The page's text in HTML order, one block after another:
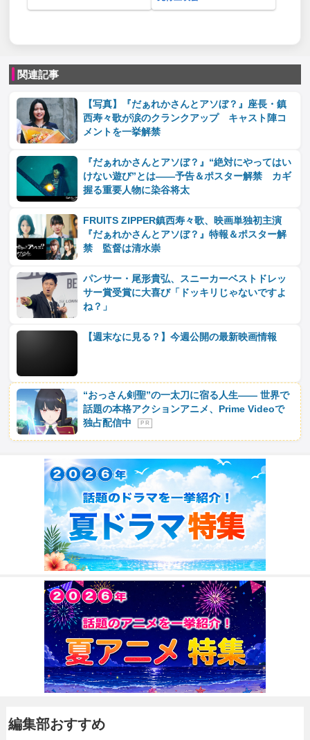
関連記事
【写真】『だぁれかさんとアソぼ？』座長・鎮
西寿々歌が涙のクランクアップ キャスト陣コ
メントを一挙解禁
『だぁれかさんとアソぼ？』“絶対にやってはい
けない遊び”とは――予告＆ポスター解禁 カギ
握る重要人物に染谷将太
FRUITS ZIPPER鎮西寿々歌、映画単独初主演
『だぁれかさんとアソぼ？』特報＆ポスター解
禁 監督は清水崇
パンサー・尾形貴弘、スニーカーベストドレッ
サー賞受賞に大喜び「ドッキリじゃないですよ
ね？」
【週末なに見る？】今週公開の最新映画情報
“おっさん剣聖”の一太刀に宿る人生―― 世界で
話題の本格アクションアニメ、Prime Videoで
独占配信中
P R
編集部おすすめ